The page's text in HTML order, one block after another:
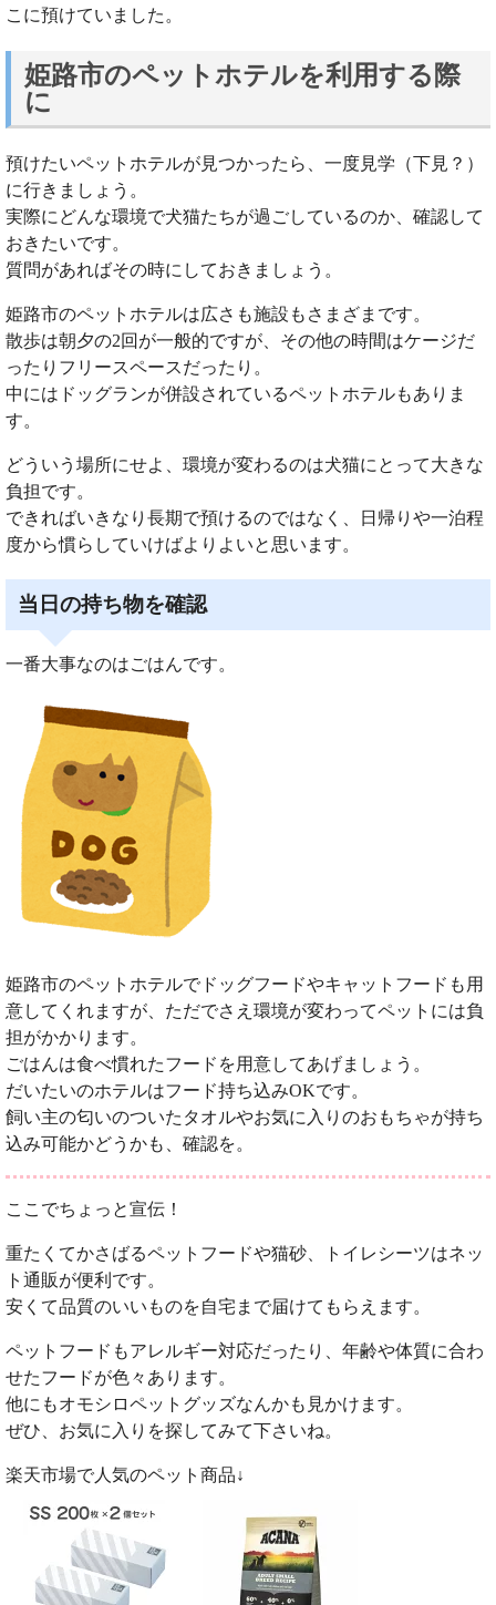
こに預けていました。
姫路市のペットホテルを利用する際
に
預けたいペットホテルが見つかったら、一度見学（下見？）
に行きましょう。
実際にどんな環境で犬猫たちが過ごしているのか、確認して
おきたいです。
質問があればその時にしておきましょう。
姫路市のペットホテルは広さも施設もさまざまです。
散歩は朝夕の2回が一般的ですが、その他の時間はケージだ
ったりフリースペースだったり。
中にはドッグランが併設されているペットホテルもありま
す。
どういう場所にせよ、環境が変わるのは犬猫にとって大きな
負担です。
できればいきなり長期で預けるのではなく、日帰りや一泊程
度から慣らしていけばよりよいと思います。
当日の持ち物を確認
一番大事なのはごはんです。
姫路市のペットホテルでドッグフードやキャットフードも用
意してくれますが、ただでさえ環境が変わってペットには負
担がかかります。
ごはんは食べ慣れたフードを用意してあげましょう。
だいたいのホテルはフード持ち込みOKです。
飼い主の匂いのついたタオルやお気に入りのおもちゃが持ち
込み可能かどうかも、確認を。
ここでちょっと宣伝！
重たくてかさばるペットフードや猫砂、トイレシーツはネッ
ト通販が便利です。
安くて品質のいいものを自宅まで届けてもらえます。
ペットフードもアレルギー対応だったり、年齢や体質に合わ
せたフードが色々あります。
他にもオモシロペットグッズなんかも見かけます。
ぜひ、お気に入りを探してみて下さいね。
楽天市場で人気のペット商品↓